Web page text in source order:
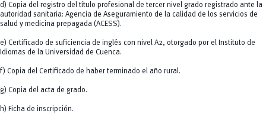
d) Copia del registro del título profesional de tercer nivel grado registrado ante la
autoridad sanitaria: Agencia de Aseguramiento de la calidad de los servicios de
salud y medicina prepagada (ACESS).
e) Certificado de suficiencia de inglés con nivel A2, otorgado por el Instituto de
Idiomas de la Universidad de Cuenca.
f) Copia del Certificado de haber terminado el año rural.
g) Copia del acta de grado.
h) Ficha de inscripción.